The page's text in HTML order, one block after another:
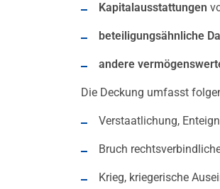
Kapitalausstattungen
beteiligungsähnliche
andere
Die Deckung umfasst
Verstaatlichung,
Bruch
Krieg, kriegerische